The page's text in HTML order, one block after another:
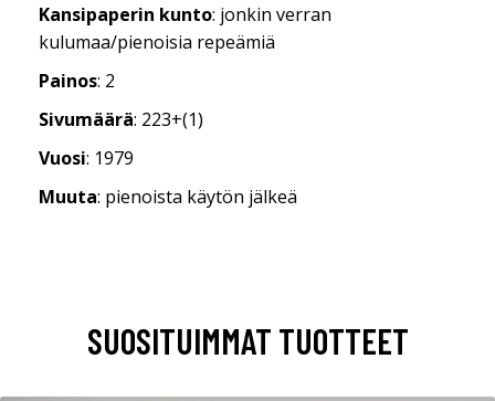
Kansipaperin kunto: jonkin verran
kulumaa/pienoisia repeämiä
Painos: 2
Sivumäärä: 223+(1)
Vuosi: 1979
Muuta: pienoista käytön jälkeä
SUOSITUIMMAT TUOTTEET